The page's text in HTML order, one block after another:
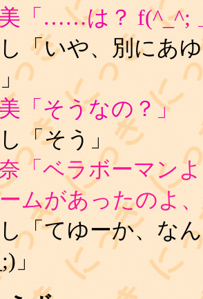
「……は？ f(^_^;
いや、別にあゆ
「そうなの？」
そう」
「ベラボーマン
ムがあったのよ
てゆーか、なん
」